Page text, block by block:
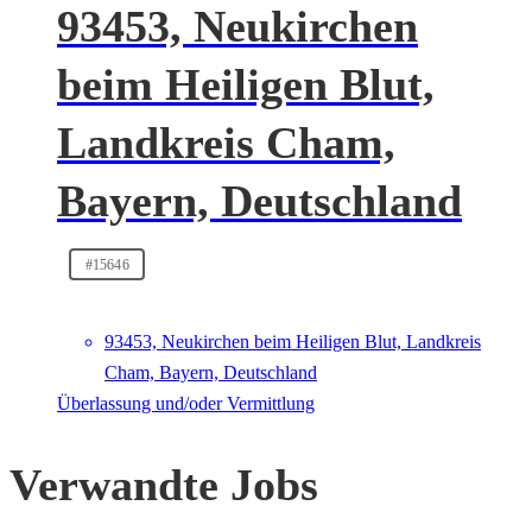
93453, Neukirchen
beim Heiligen Blut,
Landkreis Cham,
Bayern, Deutschland
#15646
93453, Neukirchen beim Heiligen Blut, Landkreis
Cham, Bayern, Deutschland
Überlassung und/oder Vermittlung
Verwandte Jobs